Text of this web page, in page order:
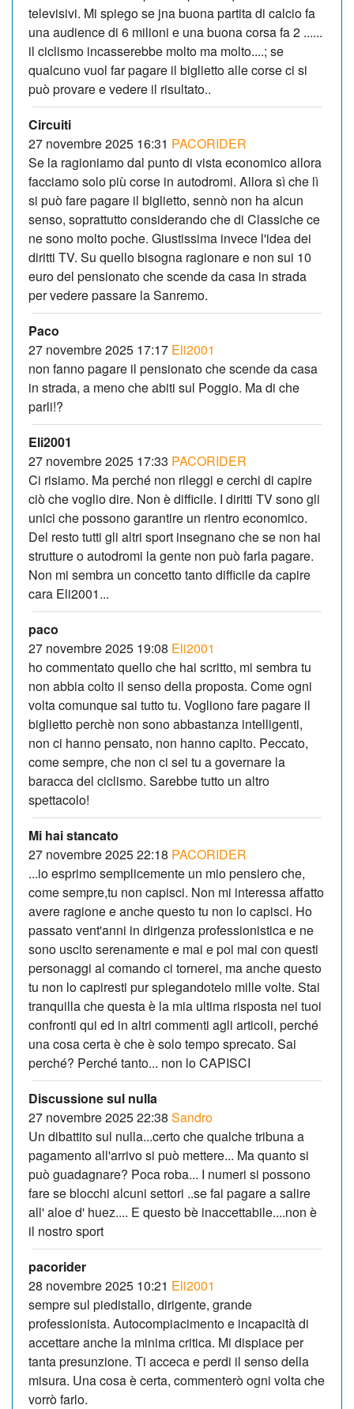
televisivi. Mi spiego se jna buona partita di calcio fa
una audience di 6 milioni e una buona corsa fa 2 ......
il ciclismo incasserebbe molto ma molto....; se
qualcuno vuol far pagare il biglietto alle corse ci si
può provare e vedere il risultato..
Circuiti
27 novembre 2025 16:31 PACORIDER
Se la ragioniamo dal punto di vista economico allora
facciamo solo più corse in autodromi. Allora sì che lì
si può fare pagare il biglietto, sennò non ha alcun
senso, soprattutto considerando che di Classiche ce
ne sono molto poche. Giustissima invece l'idea dei
diritti TV. Su quello bisogna ragionare e non sui 10
euro del pensionato che scende da casa in strada
per vedere passare la Sanremo.
Paco
27 novembre 2025 17:17 Eli2001
non fanno pagare il pensionato che scende da casa
in strada, a meno che abiti sul Poggio. Ma di che
parli!?
Eli2001
27 novembre 2025 17:33 PACORIDER
Ci risiamo. Ma perché non rileggi e cerchi di capire
ciò che voglio dire. Non è difficile. I diritti TV sono gli
unici che possono garantire un rientro economico.
Del resto tutti gli altri sport insegnano che se non hai
strutture o autodromi la gente non può farla pagare.
Non mi sembra un concetto tanto difficile da capire
cara Eli2001...
paco
27 novembre 2025 19:08 Eli2001
ho commentato quello che hai scritto, mi sembra tu
non abbia colto il senso della proposta. Come ogni
volta comunque sai tutto tu. Vogliono fare pagare il
biglietto perchè non sono abbastanza intelligenti,
non ci hanno pensato, non hanno capito. Peccato,
come sempre, che non ci sei tu a governare la
baracca del ciclismo. Sarebbe tutto un altro
spettacolo!
Mi hai stancato
27 novembre 2025 22:18 PACORIDER
...io esprimo semplicemente un mio pensiero che,
come sempre,tu non capisci. Non mi interessa affatto
avere ragione e anche questo tu non lo capisci. Ho
passato vent'anni in dirigenza professionistica e ne
sono uscito serenamente e mai e poi mai con questi
personaggi al comando ci tornerei, ma anche questo
tu non lo capiresti pur spiegandotelo mille volte. Stai
tranquilla che questa è la mia ultima risposta nei tuoi
confronti qui ed in altri commenti agli articoli, perché
una cosa certa è che è solo tempo sprecato. Sai
perché? Perché tanto... non lo CAPISCI
Discussione sul nulla
27 novembre 2025 22:38 Sandro
Un dibattito sul nulla...certo che qualche tribuna a
pagamento all'arrivo si può mettere... Ma quanto si
può guadagnare? Poca roba... I numeri si possono
fare se blocchi alcuni settori ..se fai pagare a salire
all' aloe d' huez.... E questo bè inaccettabile....non è
il nostro sport
pacorider
28 novembre 2025 10:21 Eli2001
sempre sul piedistallo, dirigente, grande
professionista. Autocompiacimento e incapacità di
accettare anche la minima critica. Mi dispiace per
tanta presunzione. Ti acceca e perdi il senso della
misura. Una cosa è certa, commenterò ogni volta che
vorrò farlo.